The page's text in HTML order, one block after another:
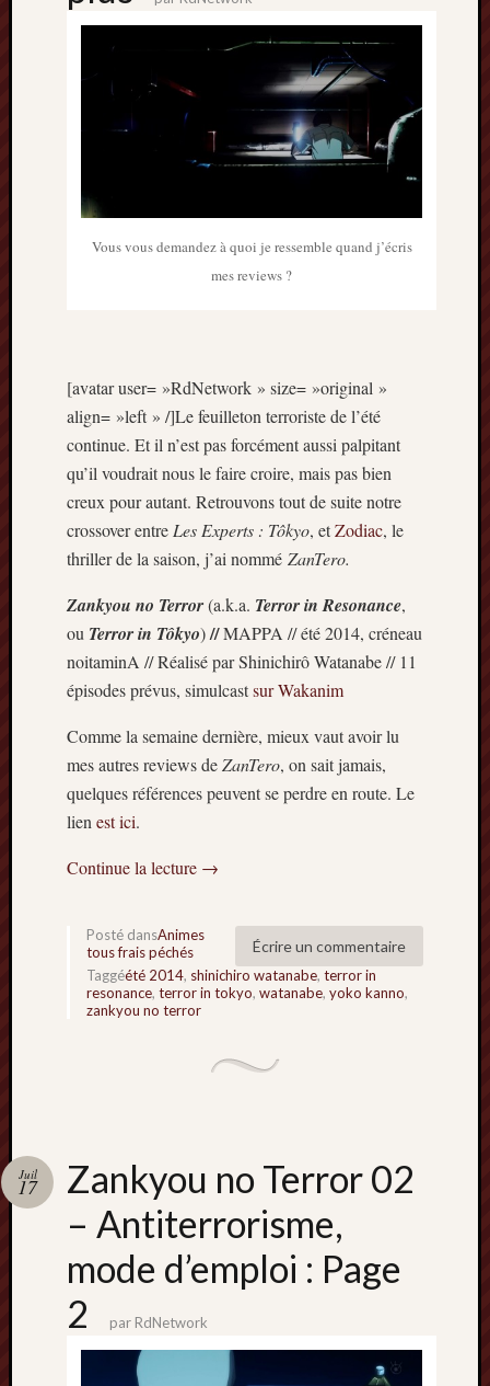
Vous vous demandez à quoi je ressemble quand j’écris
mes reviews ?
[avatar user= »RdNetwork » size= »original »
align= »left » /]Le feuilleton terroriste de l’été
continue. Et il n’est pas forcément aussi palpitant
qu’il voudrait nous le faire croire, mais pas bien
creux pour autant. Retrouvons tout de suite notre
crossover entreLes Experts : Tôkyo, etZodiac, le
thriller de la saison, j’ai nommé ZanTero.
Zankyou no Terror(a.k.a. Terror in Resonance,
ou Terror in Tôkyo)//MAPPA // été 2014, créneau
noitaminA // Réalisé par Shinichirô Watanabe // 11
épisodes prévus, simulcastsur Wakanim
Comme la semaine dernière, mieux vaut avoir lu
mes autres reviews deZanTero, on sait jamais,
quelques références peuvent se perdre en route. Le
lienest ici.
Continue la lecture →
Écrire un commentaire
Posté dansAnimes
tous frais péchés
Taggéété 2014, shinichiro watanabe, terror in
resonance, terror in tokyo, watanabe, yoko kanno,
zankyou no terror
Zankyou no Terror 02
– Antiterrorisme,
mode d’emploi : Page
2
Juil
17
par RdNetwork